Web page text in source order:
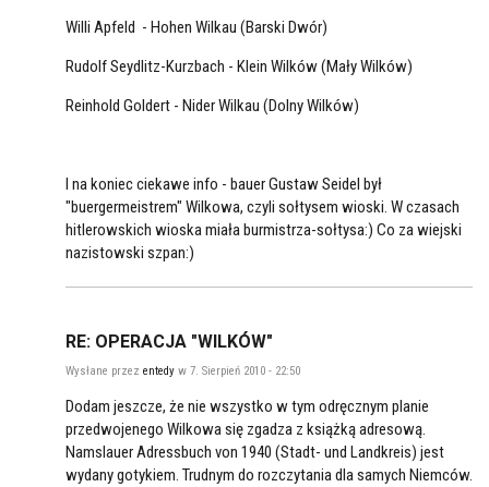
Willi Apfeld - Hohen Wilkau (Barski Dwór)
Rudolf Seydlitz-Kurzbach - Klein Wilków (Mały Wilków)
Reinhold Goldert - Nider Wilkau (Dolny Wilków)
I na koniec ciekawe info - bauer Gustaw Seidel był
"buergermeistrem" Wilkowa, czyli sołtysem wioski. W czasach
hitlerowskich wioska miała burmistrza-sołtysa:) Co za wiejski
nazistowski szpan:)
RE: OPERACJA "WILKÓW"
Wysłane przez entedy w 7. Sierpień 2010 - 22:50
Dodam jeszcze, że nie wszystko w tym odręcznym planie
przedwojenego Wilkowa się zgadza z książką adresową.
Namslauer Adressbuch von 1940 (Stadt- und Landkreis) jest
wydany gotykiem. Trudnym do rozczytania dla samych Niemców.